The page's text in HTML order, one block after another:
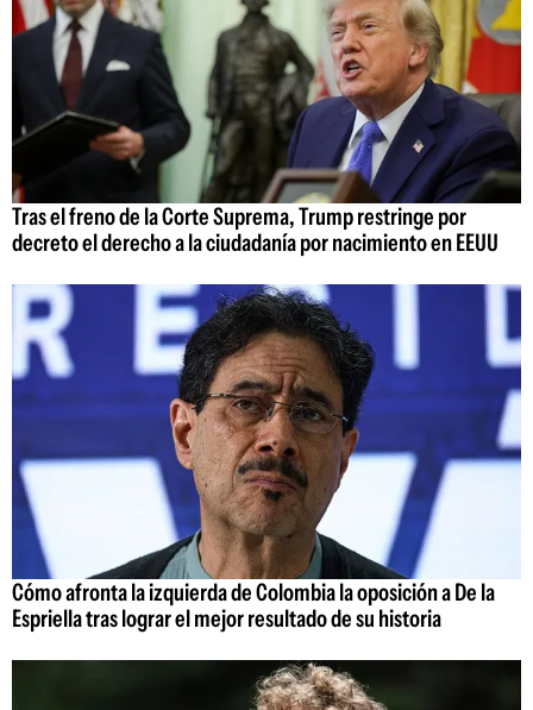
Tras el freno de la Corte Suprema, Trump restringe por
decreto el derecho a la ciudadanía por nacimiento en EEUU
Cómo afronta la izquierda de Colombia la oposición a De la
Espriella tras lograr el mejor resultado de su historia